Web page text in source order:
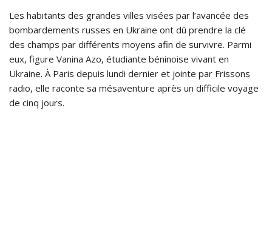
Les habitants des grandes villes visées par l’avancée des
bombardements russes en Ukraine ont dû prendre la clé
des champs par différents moyens afin de survivre. Parmi
eux, figure Vanina Azo, étudiante béninoise vivant en
Ukraine. À Paris depuis lundi dernier et jointe par Frissons
radio, elle raconte sa mésaventure après un difficile voyage
de cinq jours.